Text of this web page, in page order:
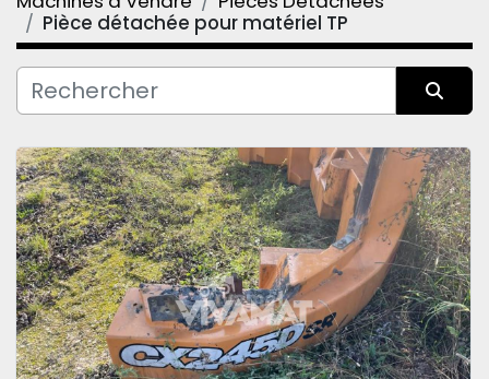
Fabricant
Condition
Pièce détachée pour matériel TP